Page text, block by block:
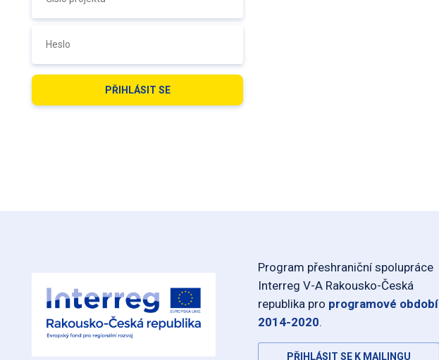
Program přeshraniční spolupráce
Interreg V-A Rakousko-Česká
republika pro programové období
2014-2020.
PŘIHLÁSIT SE K MAILINGU